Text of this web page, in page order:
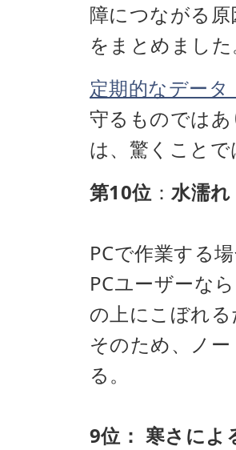
障につながる
をまとめました
定期的なデー
守るものでは
は、驚くことで
第10位：水濡れ
PCで作業する
PCユーザーな
の上にこぼれ
そのため、ノ
る。
9位： 寒さによ